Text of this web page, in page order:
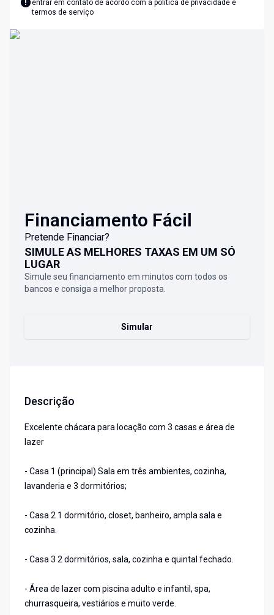
entrar em contato de acordo com a política de privacidade e
termos de serviço
Financiamento Fácil
Pretende Financiar?
SIMULE AS MELHORES TAXAS EM UM SÓ
LUGAR
Simule seu financiamento em minutos com todos os
bancos e consiga a melhor proposta.
Simular
Descrição
Excelente chácara para locação com 3 casas e área de
lazer
- Casa 1 (principal) Sala em três ambientes, cozinha,
lavanderia e 3 dormitórios;
- Casa 2 1 dormitório, closet, banheiro, ampla sala e
cozinha.
- Casa 3 2 dormitórios, sala, cozinha e quintal fechado.
- Área de lazer com piscina adulto e infantil, spa,
churrasqueira, vestiários e muito verde.